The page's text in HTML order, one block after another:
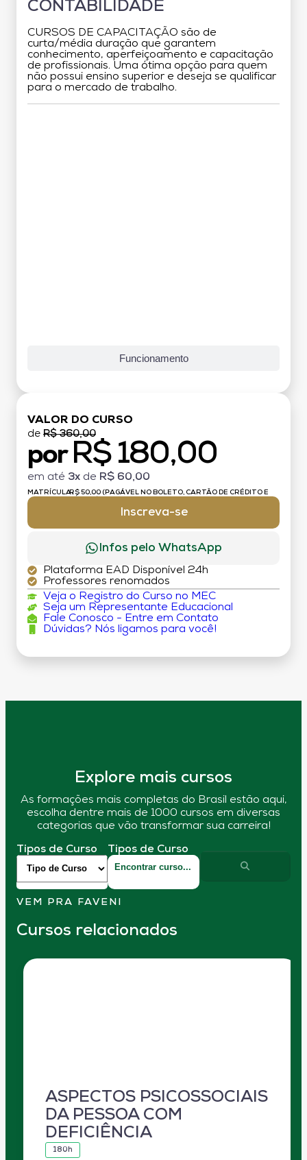
CONTABILIDADE
CURSOS DE CAPACITAÇÃO são de
curta/média duração que garantem
conhecimento, aperfeiçoamento e capacitação
de profissionais. Uma ótima opção para quem
não possui ensino superior e deseja se qualificar
para o mercado de trabalho.
Funcionamento
VALOR DO CURSO
de R$ 360,00
por R$ 180,00
em até 3x de R$ 60,00
MATRÍCULA:R$ 50,00 (PAGÁVEL NO BOLETO, CARTÃO DE CRÉDITO E
Inscreva-se
Infos pelo WhatsApp
Plataforma EAD Disponível 24h
Professores renomados
Veja o Registro do Curso no MEC
Seja um Representante Educacional
Fale Conosco - Entre em Contato
Dúvidas? Nós ligamos para você!
Explore mais cursos
As formações mais completas do Brasil estão aqui,
escolha dentre mais de 1000 cursos em diversas
categorias que vão transformar sua carreira!
Tipos de Curso Tipos de Curso
VEM PRA FAVENI
Cursos relacionados
ASPECTOS PSICOSSOCIAIS
DA PESSOA COM
DEFICIÊNCIA
180h